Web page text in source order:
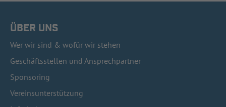
ÜBER UNS
Wer wir sind & wofür wir stehen
Geschäftsstellen und Ansprechpartner
Sponsoring
Vereinsunterstützung